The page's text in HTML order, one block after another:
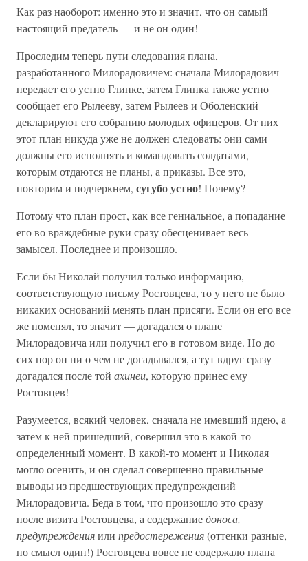
Как раз наоборот: именно это и значит, что он самый
настоящий предатель — и не он один!
Проследим теперь пути следования плана,
разработанного Милорадовичем: сначала Милорадович
передает его устно Глинке, затем Глинка также устно
сообщает его Рылееву, затем Рылеев и Оболенский
декларируют его собранию молодых офицеров. От них
этот план никуда уже не должен следовать: они сами
должны его исполнять и командовать солдатами,
которым отдаются не планы, а приказы. Все это,
повторим и подчеркнем, сугубо устно! Почему?
Потому что план прост, как все гениальное, а попадание
его во враждебные руки сразу обесценивает весь
замысел. Последнее и произошло.
Если бы Николай получил только информацию,
соответствующую письму Ростовцева, то у него не было
никаких оснований менять план присяги. Если он его все
же поменял, то значит — догадался о плане
Милорадовича или получил его в готовом виде. Но до
сих пор он ни о чем не догадывался, а тут вдруг сразу
догадался после той ахинеи, которую принес ему
Ростовцев!
Разумеется, всякий человек, сначала не имевший идею, а
затем к ней пришедший, совершил это в какой-то
определенный момент. В какой-то момент и Николая
могло осенить, и он сделал совершенно правильные
выводы из предшествующих предупреждений
Милорадовича. Беда в том, что произошло это сразу
после визита Ростовцева, а содержаниедоноса,
предупрежденияили предостережения(оттенки разные,
но смысл один!) Ростовцева вовсе не содержало плана